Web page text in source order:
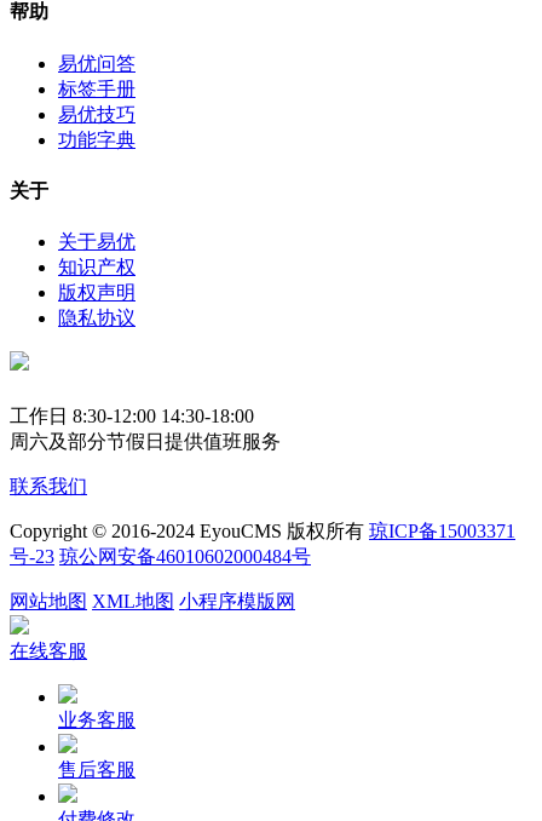
帮助
易优问答
标签手册
易优技巧
功能字典
关于
关于易优
知识产权
版权声明
隐私协议
工作日 8:30-12:00 14:30-18:00
周六及部分节假日提供值班服务
联系我们
Copyright © 2016-2024 EyouCMS 版权所有 琼ICP备15003371
号-23 琼公网安备46010602000484号
网站地图 XML地图 小程序模版网
在线客服
业务客服
售后客服